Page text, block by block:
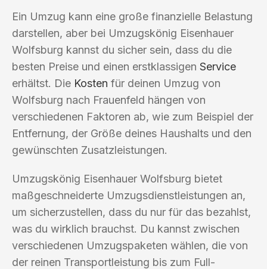
Ein Umzug kann eine große finanzielle Belastung
darstellen, aber bei Umzugskönig Eisenhauer
Wolfsburg kannst du sicher sein, dass du die
besten Preise und einen erstklassigen Service
erhältst. Die Kosten für deinen Umzug von
Wolfsburg nach Frauenfeld hängen von
verschiedenen Faktoren ab, wie zum Beispiel der
Entfernung, der Größe deines Haushalts und den
gewünschten Zusatzleistungen.
Umzugskönig Eisenhauer Wolfsburg bietet
maßgeschneiderte Umzugsdienstleistungen an,
um sicherzustellen, dass du nur für das bezahlst,
was du wirklich brauchst. Du kannst zwischen
verschiedenen Umzugspaketen wählen, die von
der reinen Transportleistung bis zum Full-